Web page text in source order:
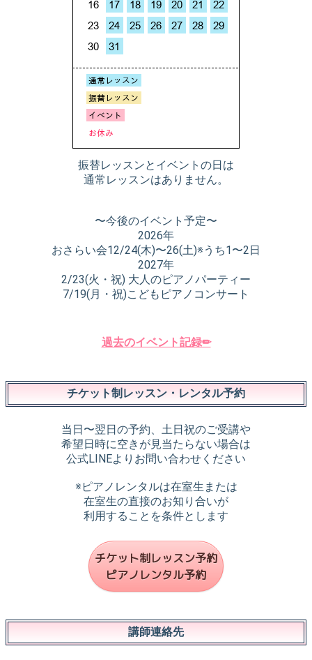
振替レッスンとイベントの日は
通常レッスンはありません。
〜今後のイベント予定〜
2026年
おさらい会12/24(木)〜26(土)※うち1〜2日
2027年
2/23(火・祝) 大人のピアノパーティー
7/19(月・祝)こどもピアノコンサート
過去のイベント記録✏︎
チケット制レッスン・レンタル予約
当日〜翌日の予約、土日祝のご受講や
希望日時に空きが見当たらない場合は
公式LINEよりお問い合わせください
※ピアノレンタルは在室生または
在室生の直接のお知り合いが
利用することを条件とします
チケット制レッスン予約
ピアノレンタル予約
講師連絡先